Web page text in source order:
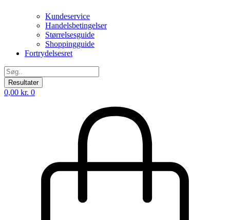
Kundeservice
Handelsbetingelser
Størrelsesguide
Shoppingguide
Fortrydelsesret
Search
...Resultater
0,00 kr. 0